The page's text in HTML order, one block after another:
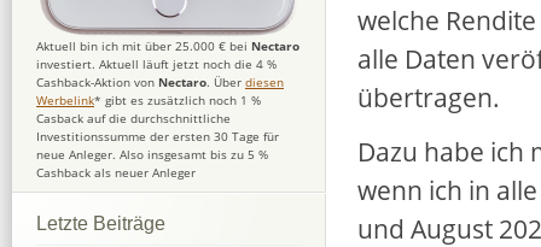
welche
alle Daten
übertragen.
Dazu habe ich
wenn ich in
und August
Aktuell bin ich mit über 25.000 € bei Nectaro
investiert. Aktuell läuft jetzt noch die 4 %
Cashback-Aktion von Nectaro. Über diesen
Werbelink* gibt es zusätzlich noch 1 %
Casback auf die durchschnittliche
Investitionssumme der ersten 30 Tage für
neue Anleger. Also insgesamt bis zu 5 %
Cashback als neuer Anleger
Letzte Beiträge